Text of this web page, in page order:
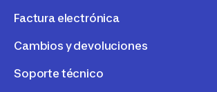
Factura electrónica
Cambios y devoluciones
Soporte técnico